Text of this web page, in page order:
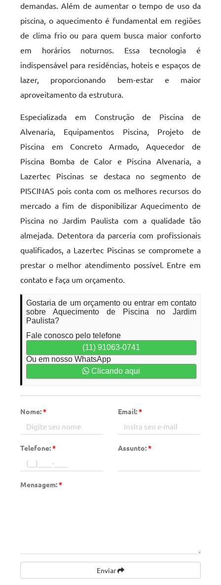
demandas. Além de aumentar o tempo de uso da
piscina, o aquecimento é fundamental em regiões
de clima frio ou para quem busca maior conforto
em horários noturnos. Essa tecnologia é
indispensável para residências, hoteis e espaços de
lazer, proporcionando bem-estar e maior
aproveitamento da estrutura.
Especializada em Construção de Piscina de
Alvenaria, Equipamentos Piscina, Projeto de
Piscina em Concreto Armado, Aquecedor de
Piscina Bomba de Calor e Piscina Alvenaria, a
Lazertec Piscinas se destaca no segmento de
PISCINAS pois conta com os melhores recursos do
mercado a fim de disponibilizar Aquecimento de
Piscina no Jardim Paulista com a qualidade tão
almejada. Detentora da parceria com profissionais
qualificados, a Lazertec Piscinas se compromete a
prestar o melhor atendimento possível. Entre em
contato e faça um orçamento.
Gostaria de um orçamento ou entrar em contato
sobre Aquecimento de Piscina no Jardim
Paulista?
Fale conosco pelo telefone
(11) 91063-0741
Ou em nosso WhatsApp
Clicando aqui
Nome:* Email:*
Telefone:* Assunto:*
Mensagem:*
Enviar